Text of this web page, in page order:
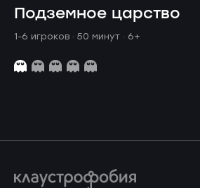
Подземное царство
1-6 игроков · 50 минут · 6+